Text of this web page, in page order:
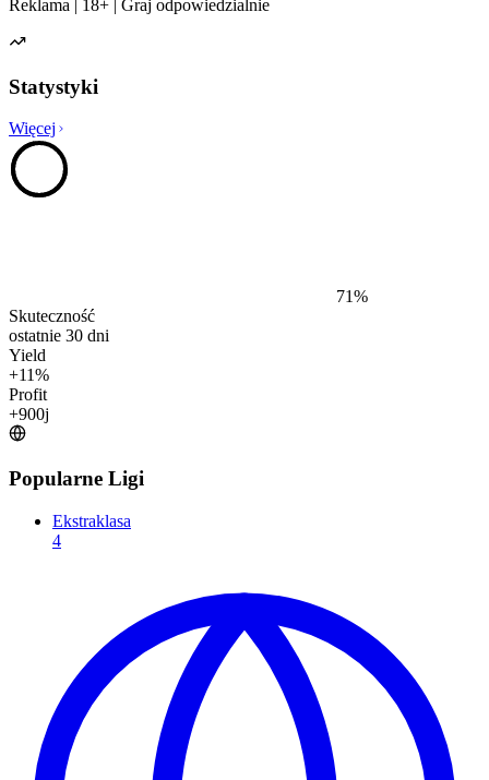
Reklama | 18+ | Graj odpowiedzialnie
Statystyki
Więcej
71%
Skuteczność
ostatnie 30 dni
Yield
+11%
Profit
+900j
Popularne Ligi
Ekstraklasa
4